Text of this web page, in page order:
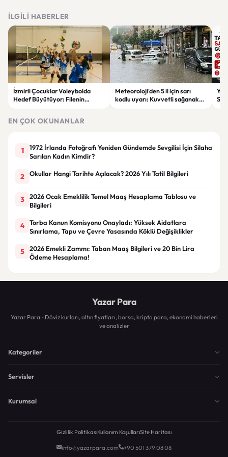
İLGILI HABERLER
İzmirli Çocuklar Voleybolda
Hedef Büyütüyor: Filenin
Meteoroloji'den 5 il için sarı
kodlu uyarı: Kuvvetli sağanak
EN ÇOK OKUNANLAR
1
1972 İrlanda Fotoğrafı Yeniden Gündemde Sevgilisi İçin Silaha
Sarılan Kadın Kimdir?
2 Okullar Hangi Tarihte Açılacak? 2026 Yılı Tatil Bilgileri
3
2026 Ocak Emeklilik Temel Maaş Hesaplama Tablosu ve
Bilgileri
4
Torba Kanun Komisyonu Onayladı: Yüksek Aidatlara
Sınırlama, Tapu ve Çevre Yasasında Köklü Değişiklikler
5
2026 Emekli Zammı: Taban Maaş Bilgileri ve 20 Bin Lira
Ödeme Hesaplama!
Yazar Para
Yazar Para - Döviz kurları, altın fiyatları, borsa, kripto para, ekonomi haberleri
ve analizler
Kategoriler
Servisler
Kurumsal
Gizlilik PolitikasıKullanım KoşullarıSite Haritası
info@yazarpara.com +90 501 379 08 08